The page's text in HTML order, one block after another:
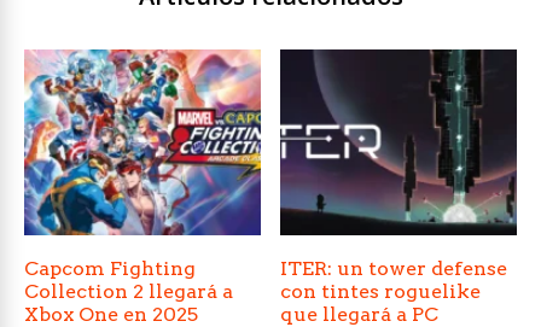
Capcom Fighting
Collection 2 llegará a
Xbox One en 2025
ITER: un tower defense
con tintes roguelike
que llegará a PC